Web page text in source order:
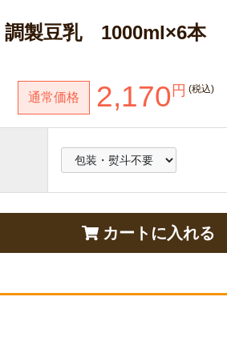
製豆乳 1000ml×6本
通常価格 2,170 円 (税込)
カートに入れる